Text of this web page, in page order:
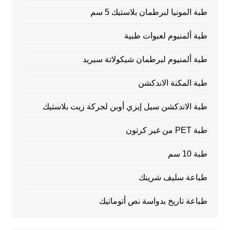
طبة المونيا لبرطمان بلاستيك 5 سم
طبة ألمنيوم لعبوات طبية
طبة ألمنيوم لبرطمان شيكولاتة سبريد
طبة المكنة الاندكشن
طبة الاندكشن سيل إيزي أوبن لجركة زيت بلاستيك
طبة PET من غير كرتون
طبة 10 سم
طباعة سليف شرينك
طباعة تاريخ بدواسة نص أتوماتيك